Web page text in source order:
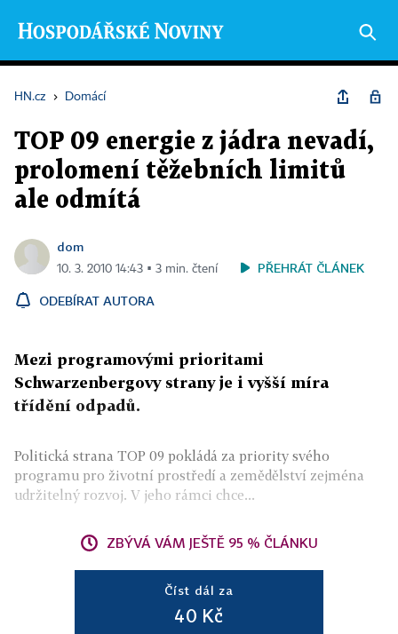
HN.cz › Domácí
TOP 09 energie z jádra nevadí,
prolomení těžebních limitů
ale odmítá
dom
10. 3. 2010 14:43 ▪ 3 min. čtení PŘEHRÁT ČLÁNEK
ODEBÍRAT AUTORA
Mezi programovými prioritami
Schwarzenbergovy strany je i vyšší míra
třídění odpadů.
Politická strana TOP 09 pokládá za priority svého
programu pro životní prostředí a zemědělství zejména
udržitelný rozvoj. V jeho rámci chce...
ZBÝVÁ VÁM JEŠTĚ 95 % ČLÁNKU
Číst dál za
40 Kč